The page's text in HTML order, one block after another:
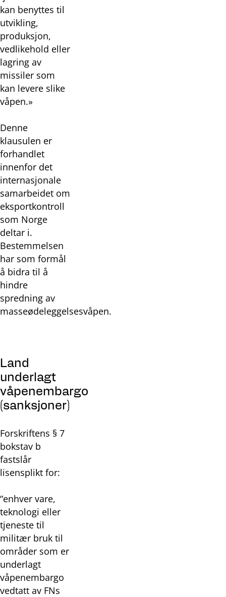
kan benyttes til
utvikling,
produksjon,
vedlikehold eller
lagring av
missiler som
kan levere slike
våpen.»
Denne
klausulen er
forhandlet
innenfor det
internasjonale
samarbeidet om
eksportkontroll
som Norge
deltar i.
Bestemmelsen
har som formål
å bidra til å
hindre
spredning av
masseødeleggelsesvåpen.
Land
underlagt
våpenembargo
(sanksjoner)
Forskriftens § 7
bokstav b
fastslår
lisensplikt for:
“enhver vare,
teknologi eller
tjeneste til
militær bruk til
områder som er
underlagt
våpenembargo
vedtatt av FNs